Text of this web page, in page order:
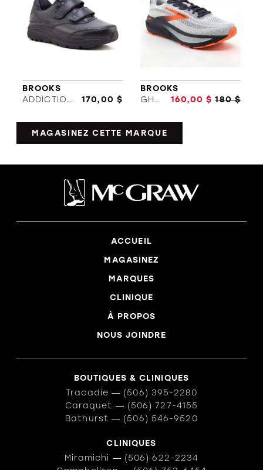
ORTHÈSES SOLDES MARQUES
BROOKS
ADDICTION WALKER V-STRAP 2
170,00 $
BROOKS
GHOST 17
160,00 $ 180 $
MAGASINEZ CETTE MARQUE
ACCUEIL
MAGASINEZ
MARQUES
CLINIQUE
À PROPOS
NOUS JOINDRE
BOUTIQUES & CLINIQUES
Tracadie ― (506) 395-2280
Caraquet ― (506) 727-4155
Bathurst ― (506) 546-9520
CLINIQUES
Miramichi ― (506) 622-2234